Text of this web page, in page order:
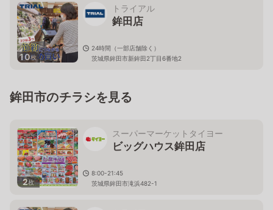
10枚
トライアル
鉾田店
24時間（一部店舗除く）
茨城県鉾田市新鉾田2丁目6番地2
鉾田市のチラシを見る
2枚
スーパーマーケットタイヨー
ビッグハウス鉾田店
8:00-21:45
茨城県鉾田市滝浜482-1